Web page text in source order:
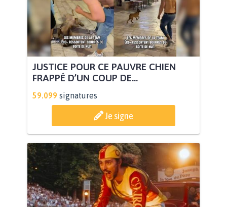
JUSTICE POUR CE PAUVRE CHIEN
FRAPPÉ D’UN COUP DE...
59.099 signatures
Je signe